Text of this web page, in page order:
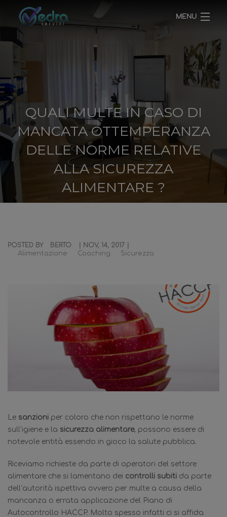
MENU
CHI SIAMO
SERVIZI
BLOG
CONTATTI
QUALI MULTE IN CASO DI
MANCATA OTTEMPERANZA
DELLE NORME RELATIVE
ALLA SICUREZZA
ALIMENTARE ?
POSTED BY BERTO
| NOV, 14, 2017 |
Alimentazione
Coaching Sicurezza
Le sanzioni per coloro che non rispettano le norme
sull’igiene e la sicurezza alimentare, possono essere di
notevole entità essendo in gioco la salute pubblica.
Riceviamo richieste da parte di operatori del settore
alimentare che si lamentano dei controlli subiti da parte
dell’autorità ispettiva ovvero per multe a causa della
mancanza o errata applicazione del Piano di
Autocontrollo HACCP. Molto spesso infatti ci si affida